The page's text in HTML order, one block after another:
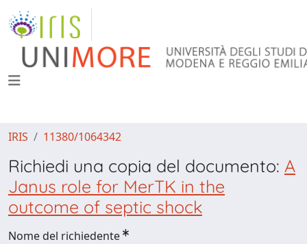
IRIS 11380/1064342
Richiedi una copia del documento: A
Janus role for MerTK in the
outcome of septic shock
Nome del richiedente